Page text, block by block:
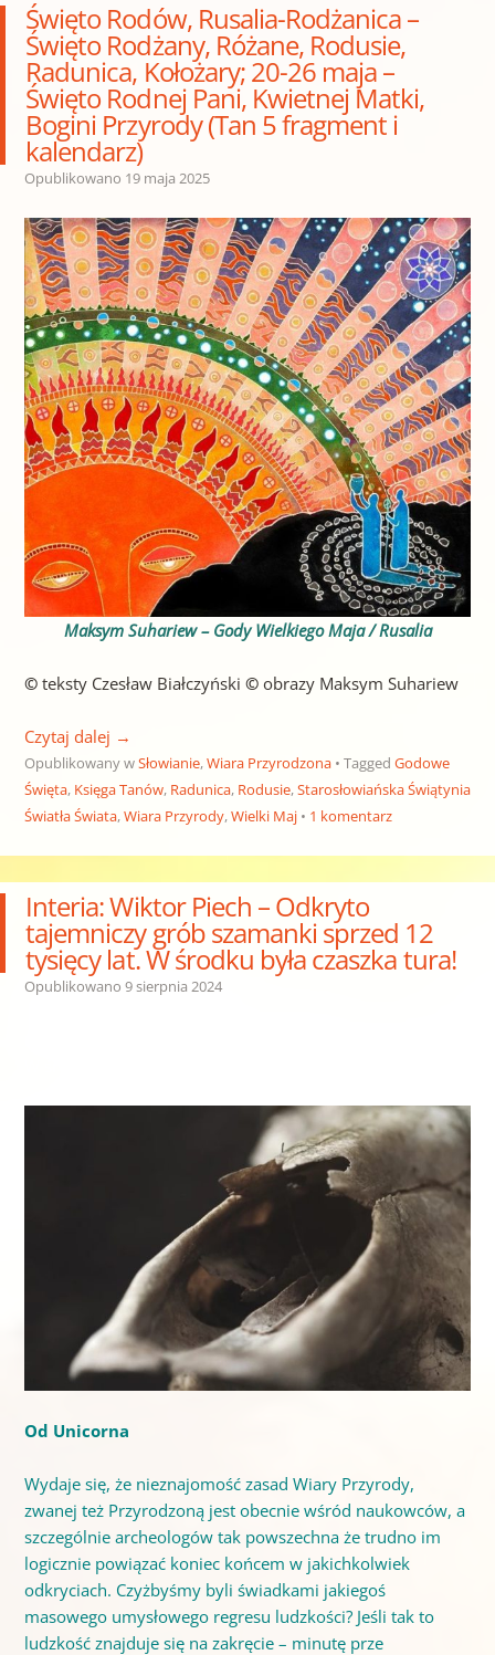
Święto Rodów, Rusalia-Rodżanica –
Święto Rodżany, Różane, Rodusie,
Radunica, Kołożary; 20-26 maja –
Święto Rodnej Pani, Kwietnej Matki,
Bogini Przyrody (Tan 5 fragment i
kalendarz)
Opublikowano 19 maja 2025
Maksym Suhariew – Gody Wielkiego Maja / Rusalia
©teksty Czesław Białczyński ©obrazy Maksym Suhariew
Czytaj dalej →
Opublikowany wSłowianie,Wiara Przyrodzona Tagged Godowe
Święta, Księga Tanów, Radunica, Rodusie,Starosłowiańska Świątynia
Światła Świata,Wiara Przyrody,Wielki Maj 1 komentarz
Interia: Wiktor Piech – Odkryto
tajemniczy grób szamanki sprzed 12
tysięcy lat. W środku była czaszka tura!
Opublikowano 9 sierpnia 2024
Od Unicorna
Wydaje się, że nieznajomość zasad Wiary Przyrody,
zwanej też Przyrodzoną jest obecnie wśród naukowców, a
szczególnie archeologów tak powszechna że trudno im
logicznie powiązać koniec końcem w jakichkolwiek
odkryciach. Czyżbyśmy byli świadkami jakiegoś
masowego umysłowego regresu ludzkości? Jeśli tak to
ludzkość znajduje się na zakręcie – minutę prze